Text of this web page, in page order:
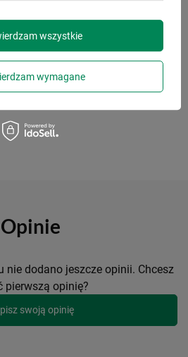
Jackson
-
Opinie
nie dodano jeszcze opinii. Chcesz
pierwszą opinię?
swoją opinię
wymagane
wszystkie